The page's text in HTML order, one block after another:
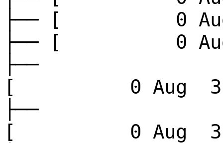
├── [ 0
├── [ 0
├──
[ 0 Aug 3
├──
[ 0 Aug 3